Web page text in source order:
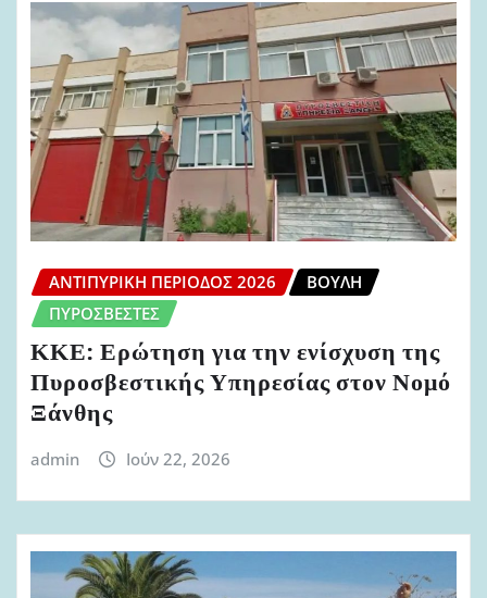
ΑΝΤΙΠΥΡΙΚΉ ΠΕΡΊΟΔΟΣ 2026
ΒΟΥΛΉ
ΠΥΡΟΣΒΈΣΤΕΣ
ΚΚΕ: Ερώτηση για την ενίσχυση της
Πυροσβεστικής Υπηρεσίας στον Νομό
Ξάνθης
admin Ιούν 22, 2026